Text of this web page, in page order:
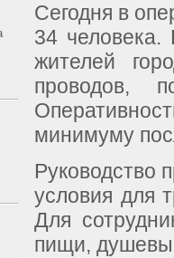
Сегодня в
34
жителей
проводов,
минимуму
Руководство
условия для
Для
пищи,